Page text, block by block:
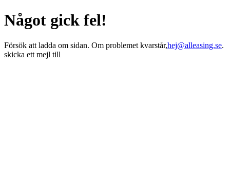
Något gick fel!
Försök att ladda om sidan. Om problemet kvarstår,hej@alleasing.se.
skicka ett mejl till